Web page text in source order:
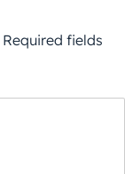
Required fields